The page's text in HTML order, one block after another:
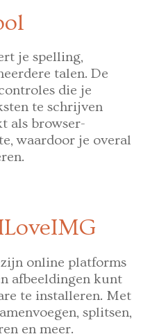
je spelling,
talen. De
die je
te schrijven
als browser-
waardoor je overal
online platforms
afbeeldingen kunt
te installeren. Met
splitsen,
en meer.